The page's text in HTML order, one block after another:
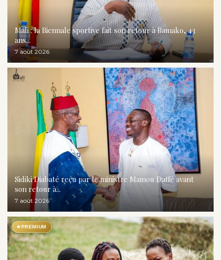
Mali : la Biennale sportive fait son retour à Bamako, 43
ans...
7 août 2026
Sidiki Diabaté reçu par le ministre Mamou Daffé avant
son retour à...
7 août 2026
★PREMIUM